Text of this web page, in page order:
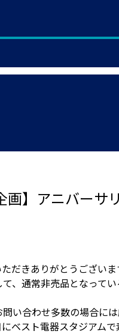
画】アニバーサ
だきありがとうございま
、通常非売品となって
い合わせ多数の場合に
ベスト電器スタジアムで